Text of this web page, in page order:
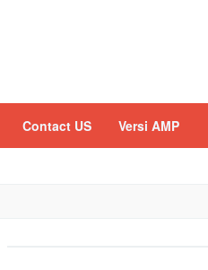
Contact US Versi AMP